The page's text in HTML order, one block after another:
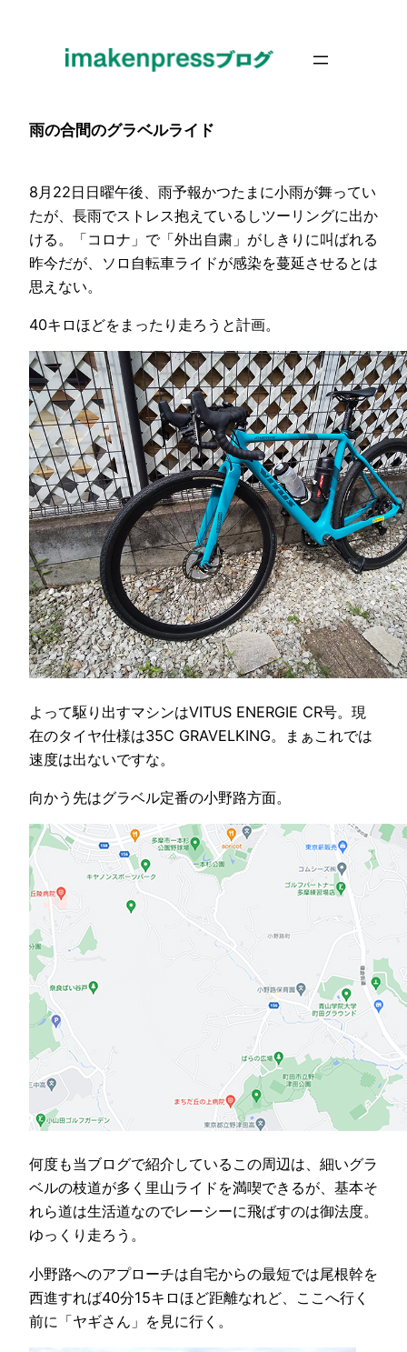
雨の合間のグラベルライド
8月22日日曜午後、雨予報かつたまに小雨が舞ってい
たが、長雨でストレス抱えているしツーリングに出か
ける。「コロナ」で「外出自粛」がしきりに叫ばれる
昨今だが、ソロ自転車ライドが感染を蔓延させるとは
思えない。
40キロほどをまったり走ろうと計画。
よって駆り出すマシンはVITUS ENERGIE CR号。現
在のタイヤ仕様は35C GRAVELKING。まぁこれでは
速度は出ないですな。
向かう先はグラベル定番の小野路方面。
何度も当ブログで紹介しているこの周辺は、細いグラ
ベルの枝道が多く里山ライドを満喫できるが、基本そ
れら道は生活道なのでレーシーに飛ばすのは御法度。
ゆっくり走ろう。
小野路へのアプローチは自宅からの最短では尾根幹を
西進すれば40分15キロほど距離なれど、ここへ行く
前に「ヤギさん」を見に行く。